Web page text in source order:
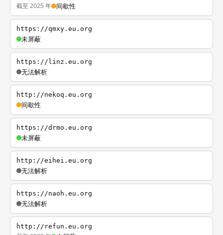
截至 2025 年 间歇性
https://qmxy.eu.org
未屏蔽
https://linz.eu.org
无法解析
http://nekoq.eu.org
间歇性
https://drmo.eu.org
未屏蔽
http://eihei.eu.org
无法解析
https://naoh.eu.org
无法解析
http://refun.eu.org